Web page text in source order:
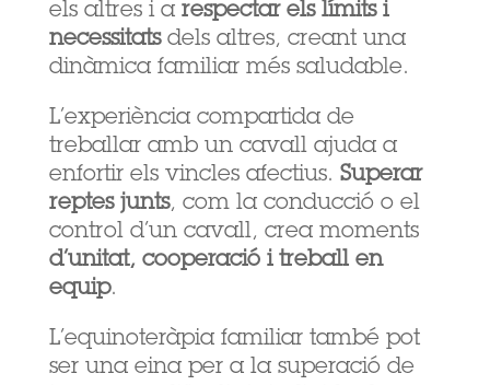
els altres i a respectar els límits i
necessitatsdels altres, creant una
dinàmica familiar més saludable.
L’experiència compartida de
treballar amb un cavall ajuda a
enfortir els vincles afectius. Superar
reptes junts, com la conducció o el
control d’un cavall, crea moments
d’unitat, cooperació i treball en
equip.
L’equinoteràpia familiar també pot
ser una eina per a la superació de